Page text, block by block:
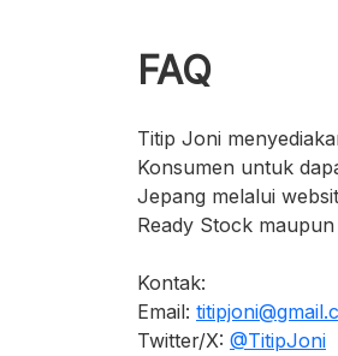
FAQ
Titip Joni
Konsumen untuk
Jepang melalui
Ready Stock
Kontak:
Email:
Twitter/X: @TitipJoni